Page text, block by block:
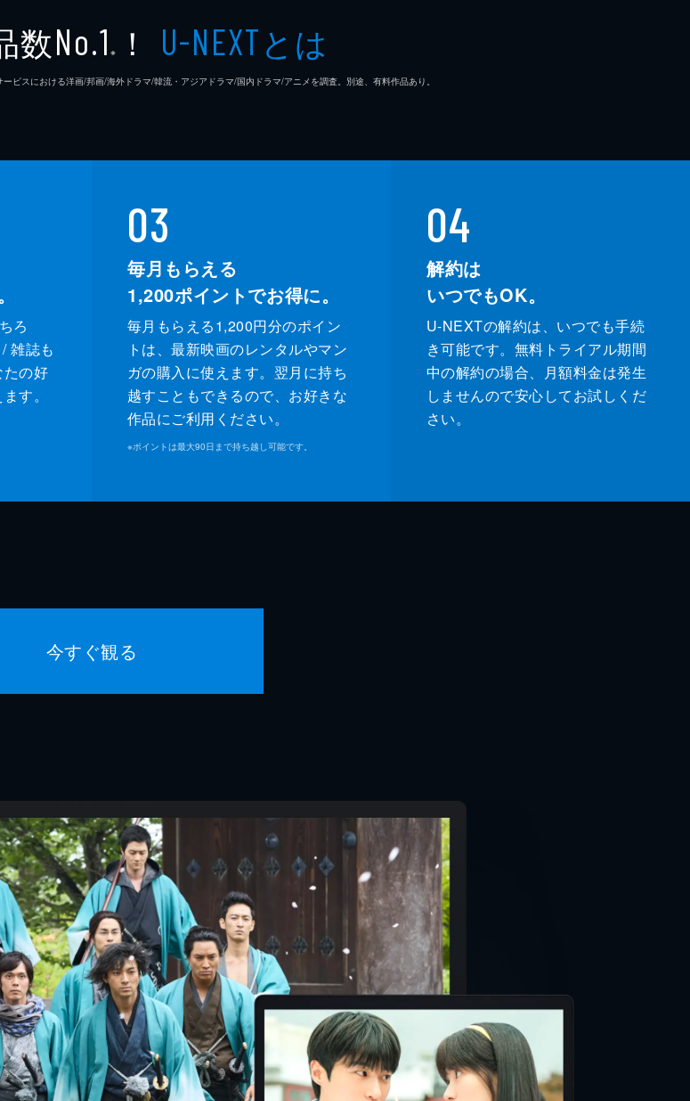
数No.1 ※ ！ U-NEXTとは
スにおける洋画/邦画/海外ドラマ/韓流・アジアドラマ/国内ドラマ/アニメを調査。別途、有料作品あり。
ろ
雑誌も
の好
す。
03
毎月もらえる
1,200ポイントでお得に。
毎月もらえる1,200円分のポイン
トは、最新映画のレンタルやマン
ガの購入に使えます。翌月に持ち
越すこともできるので、お好きな
作品にご利用ください。
※ポイントは最大90日まで持ち越し可能です。
04
解約は
いつでもOK。
U-NEXTの解約は、いつでも手続
き可能です。無料トライアル期間
中の解約の場合、月額料金は発生
しませんので安心してお試しくだ
さい。
今すぐ観る